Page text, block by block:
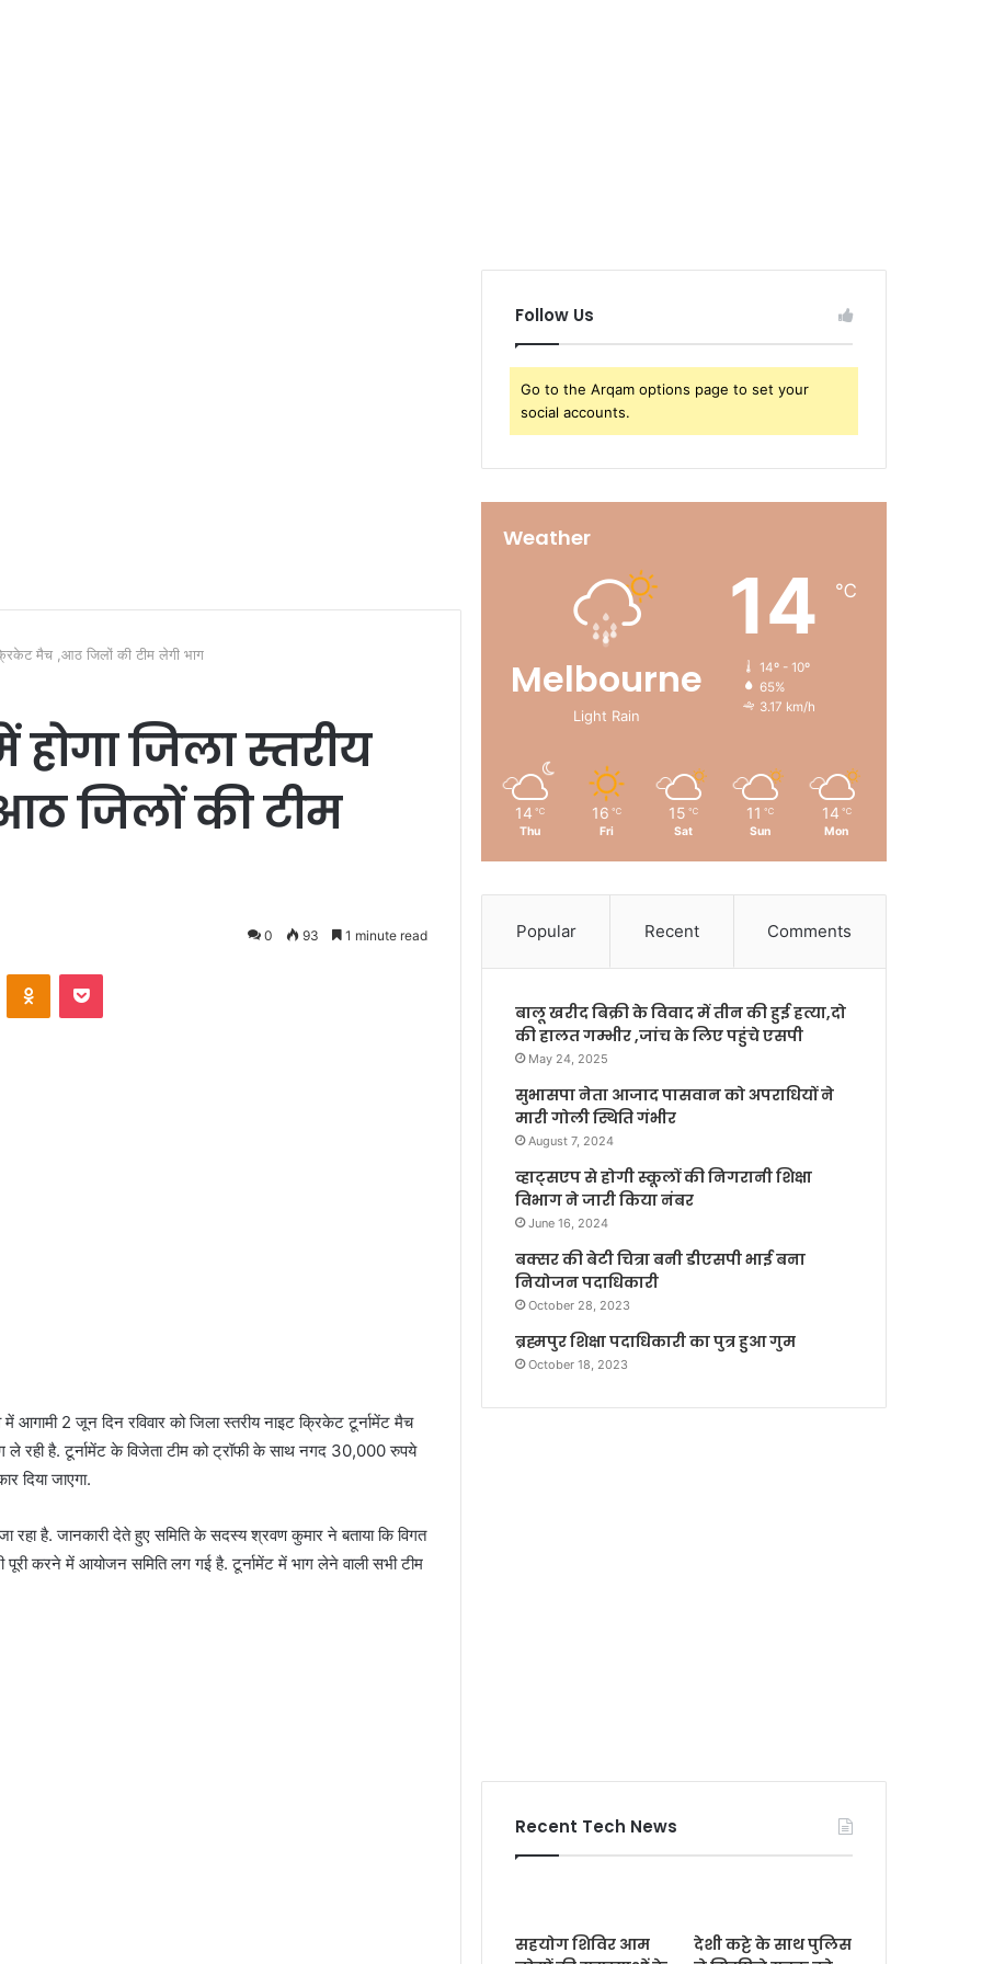
मैच ,आठ जिलों की टीम लेगी भाग
जिला स्तरीय
जिलों की टीम
0 93 1 minute read
2 जून दिन रविवार को जिला स्तरीय नाइट क्रिकेट टूर्नामेंट मैच
ले रही है. टूर्नामेंट के विजेता टीम को ट्रॉफी के साथ नगद 30,000 रुपये
दिया जाएगा.
है. जानकारी देते हुए समिति के सदस्य श्रवण कुमार ने बताया कि विगत
करने में आयोजन समिति लग गई है. टूर्नामेंट में भाग लेने वाली सभी टीम
Follow Us
Go to the Arqam options page to set your
social accounts.
Weather
Melbourne
Light Rain
14 ℃
14º - 10º
65%
3.17 km/h
14 ℃
Thu
16 ℃
Fri
15 ℃
Sat
11 ℃
Sun
14 ℃
Mon
Popular Recent Comments
बालू खरीद बिक्री के विवाद में तीन की हुई हत्या,दो
की हालत गम्भीर ,जांच के लिए पहुंचे एसपी
May 24, 2025
सुभासपा नेता आजाद पासवान को अपराधियों ने
मारी गोली स्थिति गंभीर
August 7, 2024
व्हाट्सएप से होगी स्कूलों की निगरानी शिक्षा
विभाग ने जारी किया नंबर
June 16, 2024
बक्सर की बेटी चित्रा बनी डीएसपी भाई बना
नियोजन पदाधिकारी
October 28, 2023
ब्रह्मपुर शिक्षा पदाधिकारी का पुत्र हुआ गुम
October 18, 2023
Recent Tech News
सहयोग शिविर आम
देशी कट्टे के साथ पुलिस